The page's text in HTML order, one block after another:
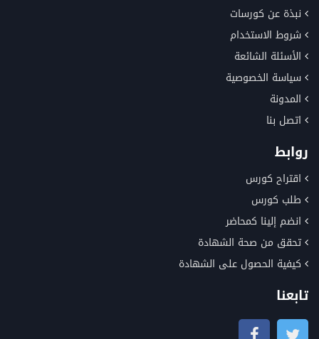
نبذة عن كورسات
شروط الاستخدام
الأسئلة الشائعة
سياسة الخصوصية
المدونة
اتصل بنا
روابط
اقتراح كورس
طلب كورس
انضم إلينا كمحاضر
تحقق من صحة الشهادة
كيفية الحصول على الشهادة
تابعنا